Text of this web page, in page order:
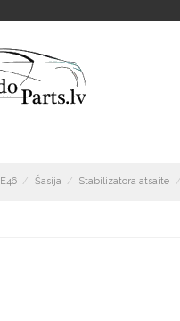
E46 Šasija Stabilizatora atsaite